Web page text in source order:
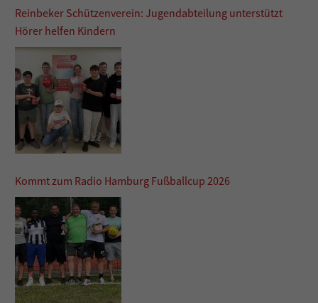
Reinbeker Schützenverein: Jugendabteilung unterstützt
Hörer helfen Kindern
Kommt zum Radio Hamburg Fußballcup 2026